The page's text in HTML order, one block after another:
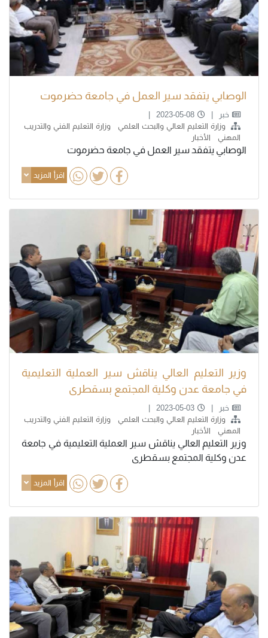
الوصابي يتفقد سير العمل في جامعة حضرموت
خبر
2023-05-08
وزارة التعليم العالي والبحث العلمي
وزارة التعليم الفني والتدريب
المهني
الأخبار
الوصابي يتفقد سير العمل في جامعة حضرموت
اقرأ المزيد
وزير التعليم العالي يناقش سير العملية التعليمية
في جامعة عدن وكلية المجتمع بسقطرى
خبر
2023-05-03
وزارة التعليم العالي والبحث العلمي
وزارة التعليم الفني والتدريب
المهني
الأخبار
وزير التعليم العالي يناقش سير العملية التعليمية في جامعة
عدن وكلية المجتمع بسقطرى
اقرأ المزيد